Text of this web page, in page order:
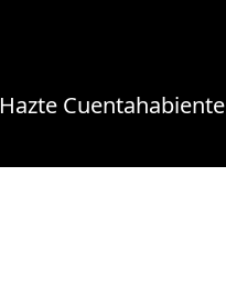
Hazte Cuentahabiente